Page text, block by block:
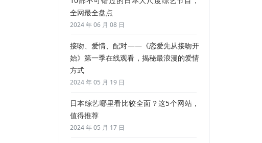
全网最全盘点
2024 年 06 月 08 日
接吻、爱情、配对——《恋爱先从接吻开
始》第一季在线观看，揭秘最浪漫的爱情
方式
2024 年 05 月 19 日
日本综艺哪里看比较全面？这5个网站，
值得推荐
2024 年 05 月 17 日